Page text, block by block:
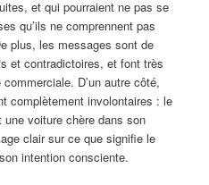
et qui pourraient ne pas se
qu’ils ne comprennent pas
plus, les messages sont de
et contradictoires, et font très
D’un autre côté,
complètement involontaires : le
voiture chère dans son
clair sur ce que signifie le
intention consciente.